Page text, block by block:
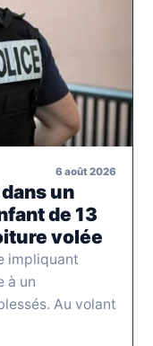
6 août 2026
un
de 13
volée
impliquant
à un
Au volant